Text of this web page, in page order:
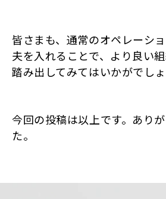
皆さまも、通常のオペレーシ
夫を入れることで、より良い
踏み出してみてはいかがでしょ
今回の投稿は以上です。あり
た。